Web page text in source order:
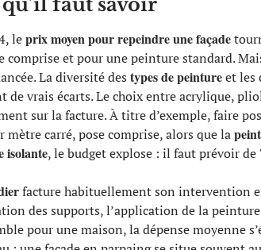
leprix moyen pour repeindre une façade
comprise et pour une peinture standard.
La diversité des types de peintureet les
de vrais écarts. Le choix entre acrylique,
sur la facture. À titre d’exemple, faire
mètre carré, pose comprise, alors que la
isolante, le budget explose : il faut prévoir de
facture habituellement son intervention
des supports, l’application de la
pour une maison, la dépense moyenne